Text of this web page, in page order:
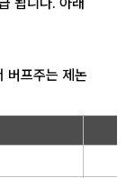
버프주는 제논